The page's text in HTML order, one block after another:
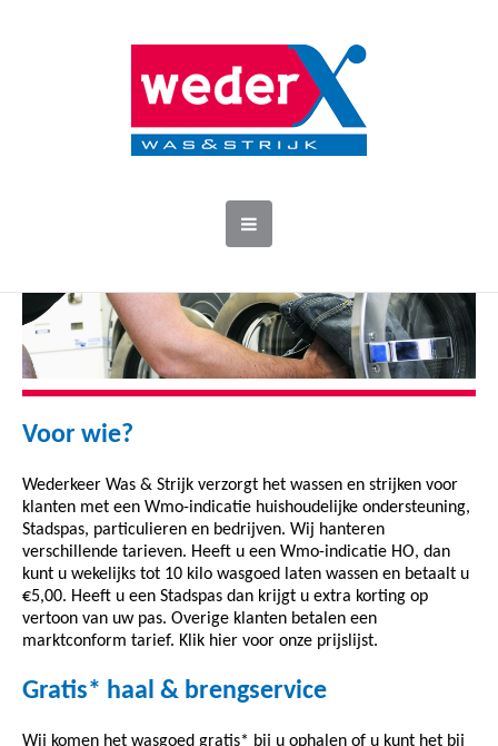
Voor wie?
Wederkeer Was & Strijk verzorgt het wassen en strijken voor
klanten met een Wmo-indicatie huishoudelijke ondersteuning,
Stadspas, particulieren en bedrijven. Wij hanteren
verschillende tarieven. Heeft u een Wmo-indicatie HO, dan
kunt u wekelijks tot 10 kilo wasgoed laten wassen en betaalt u
€5,00. Heeft u een Stadspas dan krijgt u extra korting op
vertoon van uw pas. Overige klanten betalen een
marktconform tarief. Klik hier voor onze prijslijst.
Gratis* haal & brengservice
Wij komen het wasgoed gratis* bij u ophalen of u kunt het bij